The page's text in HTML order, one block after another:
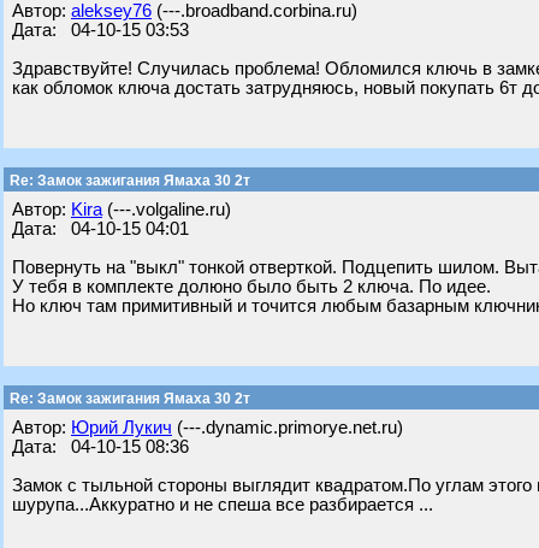
Автор: aleksey76 (---.broadband.corbina.ru)
Дата: 04-10-15 03:53
Здравствуйте! Случилась проблема! Обломился ключь в
как обломок ключа достать затрудняюсь, новый покупать 6т
Re: Замок зажигания Ямаха 30 2т
Автор: Kira (---.volgaline.ru)
Дата: 04-10-15 04:01
Повернуть на "выкл" тонкой отверткой. Подцепить шилом.
У тебя в комплекте долюно было быть 2 ключа. По идее.
Но ключ там примитивный и точится любым базарным
Re: Замок зажигания Ямаха 30 2т
Автор: Юрий Лукич (---.dynamic.primorye.net.ru)
Дата: 04-10-15 08:36
Замок с тыльной стороны выглядит квадратом.По углам
шурупа...Аккуратно и не спеша все разбирается ...